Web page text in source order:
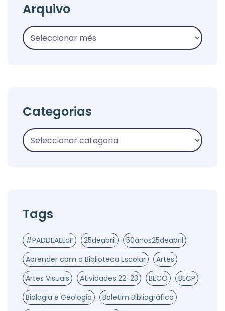
Arquivo
Categorias
Tags
#PADDEAELdF 25deabril
50anos25deabril
Aprender com a Biblioteca Escolar
Artes
Artes Visuais
Atividades 22-23 BECO
BECP
Biologia e Geologia
Boletim Bibliográfico